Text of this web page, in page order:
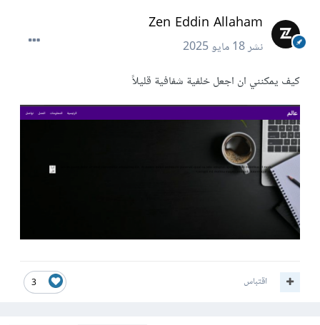
Zen Eddin Allaham
نشر18 مايو 2025
كيف يمكنني ان اجعل خلفية شفافية قليلاً
3 اقتباس